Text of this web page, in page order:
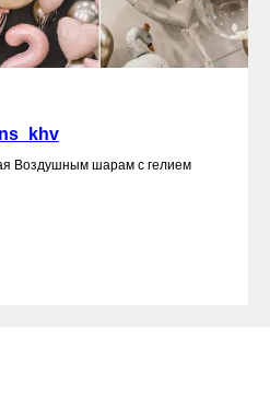
Воздушным шарам с гелием